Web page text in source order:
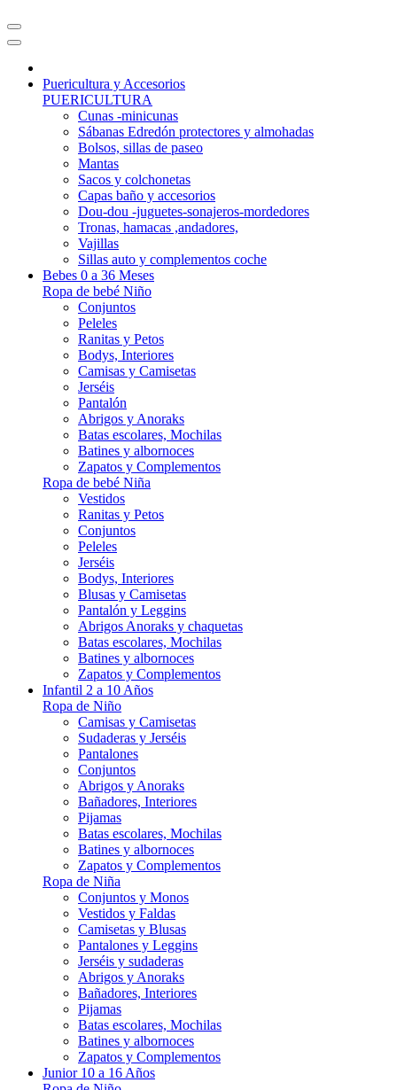
Puericultura y Accesorios
PUERICULTURA
Cunas -minicunas
Sábanas Edredón protectores y almohadas
Bolsos, sillas de paseo
Mantas
Sacos y colchonetas
Capas baño y accesorios
Dou-dou -juguetes-sonajeros-mordedores
Tronas, hamacas ,andadores,
Vajillas
Sillas auto y complementos coche
Bebes 0 a 36 Meses
Ropa de bebé Niño
Conjuntos
Peleles
Ranitas y Petos
Bodys, Interiores
Camisas y Camisetas
Jerséis
Pantalón
Abrigos y Anoraks
Batas escolares, Mochilas
Batines y albornoces
Zapatos y Complementos
Ropa de bebé Niña
Vestidos
Ranitas y Petos
Conjuntos
Peleles
Jerséis
Bodys, Interiores
Blusas y Camisetas
Pantalón y Leggins
Abrigos Anoraks y chaquetas
Batas escolares, Mochilas
Batines y albornoces
Zapatos y Complementos
Infantil 2 a 10 Años
Ropa de Niño
Camisas y Camisetas
Sudaderas y Jerséis
Pantalones
Conjuntos
Abrigos y Anoraks
Bañadores, Interiores
Pijamas
Batas escolares, Mochilas
Batines y albornoces
Zapatos y Complementos
Ropa de Niña
Conjuntos y Monos
Vestidos y Faldas
Camisetas y Blusas
Pantalones y Leggins
Jerséis y sudaderas
Abrigos y Anoraks
Bañadores, Interiores
Pijamas
Batas escolares, Mochilas
Batines y albornoces
Zapatos y Complementos
Junior 10 a 16 Años